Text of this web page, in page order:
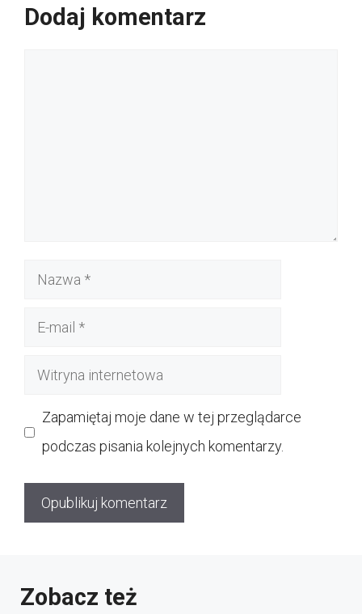
Dodaj komentarz
Nazwa
Witryna
Zapamiętaj moje dane w tej przeglądarce
podczas pisania kolejnych komentarzy.
Zobacz też